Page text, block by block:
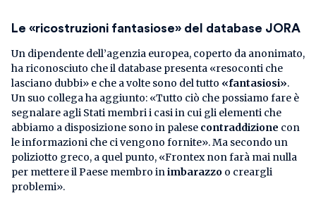
Le «ricostruzioni fantasiose» del database JORA
Un dipendente dell’agenzia europea, coperto da anonimato,
ha riconosciuto che il database presenta «resoconti che
lasciano dubbi» e che a volte sono del tutto «fantasiosi».
Un suo collega ha aggiunto: «Tutto ciò che possiamo fare è
segnalare agli Stati membri i casi in cui gli elementi che
abbiamo a disposizione sono in palese contraddizione con
le informazioni che ci vengono fornite». Ma secondo un
poliziotto greco, a quel punto, «Frontex non farà mai nulla
per mettere il Paese membro inimbarazzo o creargli
problemi».